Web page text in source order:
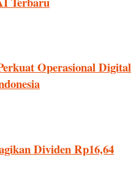
Operasional Digital
Dividen Rp16,64